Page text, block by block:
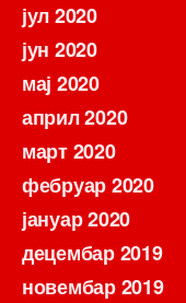
јул 2020
јун 2020
мај 2020
април 2020
март 2020
фебруар 2020
јануар 2020
децембар 2019
новембар 2019